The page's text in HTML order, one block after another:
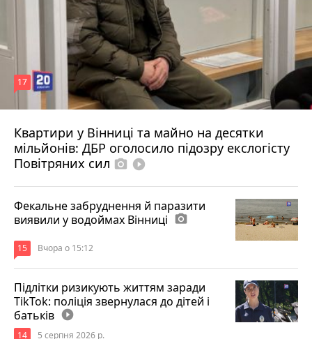
Квартири у Вінниці та майно на десятки
мільйонів: ДБР оголосило підозру екслогісту
Повітряних сил photo_camera play_circle_filled
17
6 серпня 2026 р.
Фекальне забруднення й паразити
виявили у водоймах Вінниці photo_camera
15 Вчора о 15:12
Підлітки ризикують життям заради
TikTok: поліція звернулася до дітей і
батьків play_circle_filled
14 5 серпня 2026 р.